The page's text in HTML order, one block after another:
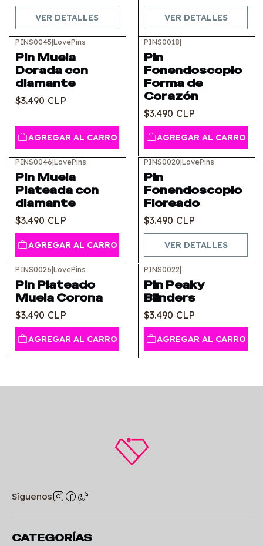
VER DETALLES VER DETALLES
PINS0045|LovePins
Pin Muela
Dorada con
diamante
$3.490 CLP
AGREGAR AL CARRO
PINS0018|
Pin
Fonendoscopio
Forma de
Corazón
$3.490 CLP
AGREGAR AL CARRO
PINS0046|LovePins
Pin Muela
Plateada con
diamante
$3.490 CLP
AGREGAR AL CARRO
PINS0020|LovePins
Pin
Fonendoscopio
Floreado
$3.490 CLP
VER DETALLES
PINS0026|LovePins
Pin Plateado
Muela Corona
$3.490 CLP
AGREGAR AL CARRO
PINS0022|
Pin Peaky
Blinders
$3.490 CLP
AGREGAR AL CARRO
Síguenos
CATEGORÍAS